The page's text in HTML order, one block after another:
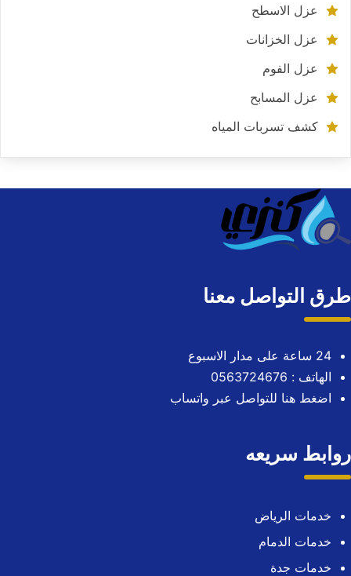
عزل الاسطح
عزل الخزانات
عزل الفوم
عزل المسابح
كشف تسربات المياه
طرق التواصل معنا
24 ساعة على مدار الاسبوع
الهاتف : 0563724676
اضغط هنا للتواصل عبر واتساب
روابط سريعه
خدمات الرياض
خدمات الدمام
خدمات جدة